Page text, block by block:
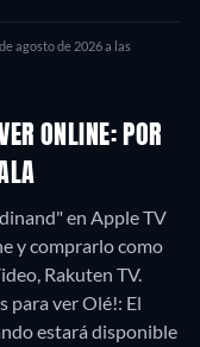
agosto de 2026a las
ONLINE: POR
en Apple TV
y comprarlo como
Rakuten TV.
para ver Olé!: El
estará disponible